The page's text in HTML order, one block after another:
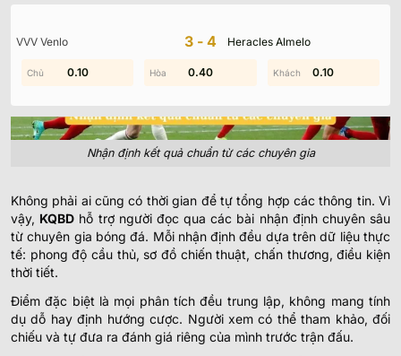
VVV Venlo 3-4 Heracles Almelo
1.60 1.10 0.20
0.10 0.40 0.10
Nhận định kết quả chuẩn từ các chuyên gia
Không phải ai cũng có thời gian để tự tổng hợp các thông tin. Vì
vậy, KQBD hỗ trợ người đọc qua các bài nhận định chuyên sâu
từ chuyên gia bóng đá. Mỗi nhận định đều dựa trên dữ liệu thực
tế: phong độ cầu thủ, sơ đồ chiến thuật, chấn thương, điều kiện
thời tiết.
Điểm đặc biệt là mọi phân tích đều trung lập, không mang tính
dụ dỗ hay định hướng cược. Người xem có thể tham khảo, đối
chiếu và tự đưa ra đánh giá riêng của mình trước trận đấu.